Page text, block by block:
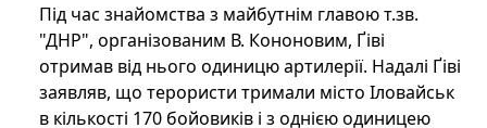
Під час знайомства з майбутнім главою т.зв.
"ДНР", організованим В. Кононовим, Ґіві
отримав від нього одиницю артилерії. Надалі Ґіві
заявляв, що терористи тримали місто Іловайськ
в кількості 170 бойовиків і з однією одиницею